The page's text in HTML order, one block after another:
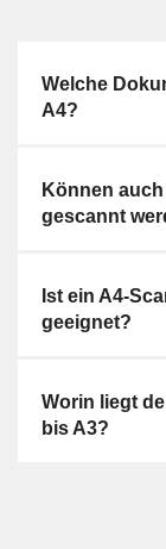
Welche
A4?
Können
gescannt
Ist ein A4-
geeignet?
Worin liegt
bis A3?